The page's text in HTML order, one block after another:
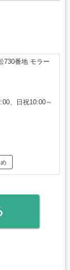
730番地 モラー
、日祝10:00～